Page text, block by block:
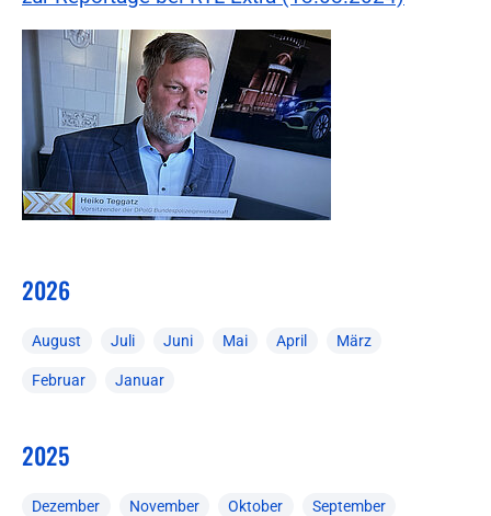
2026
August Juli Juni Mai April März
Februar Januar
2025
Dezember November Oktober September